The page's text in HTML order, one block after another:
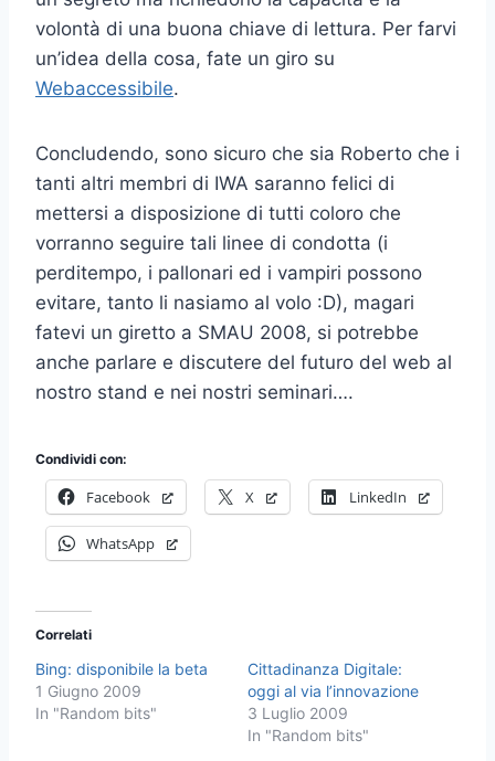
volontà di una buona chiave di lettura. Per farvi
un’idea della cosa, fate un giro su
Webaccessibile.
Concludendo, sono sicuro che sia Roberto che i
tanti altri membri di IWA saranno felici di
mettersi a disposizione di tutti coloro che
vorranno seguire tali linee di condotta (i
perditempo, i pallonari ed i vampiri possono
evitare, tanto li nasiamo al volo :D), magari
fatevi un giretto a SMAU 2008, si potrebbe
anche parlare e discutere del futuro del web al
nostro stand e nei nostri seminari….
Condividi con:
Facebook X LinkedIn
WhatsApp
Correlati
Bing: disponibile la beta
1 Giugno 2009
In "Random bits"
Cittadinanza Digitale:
oggi al via l’innovazione
3 Luglio 2009
In "Random bits"